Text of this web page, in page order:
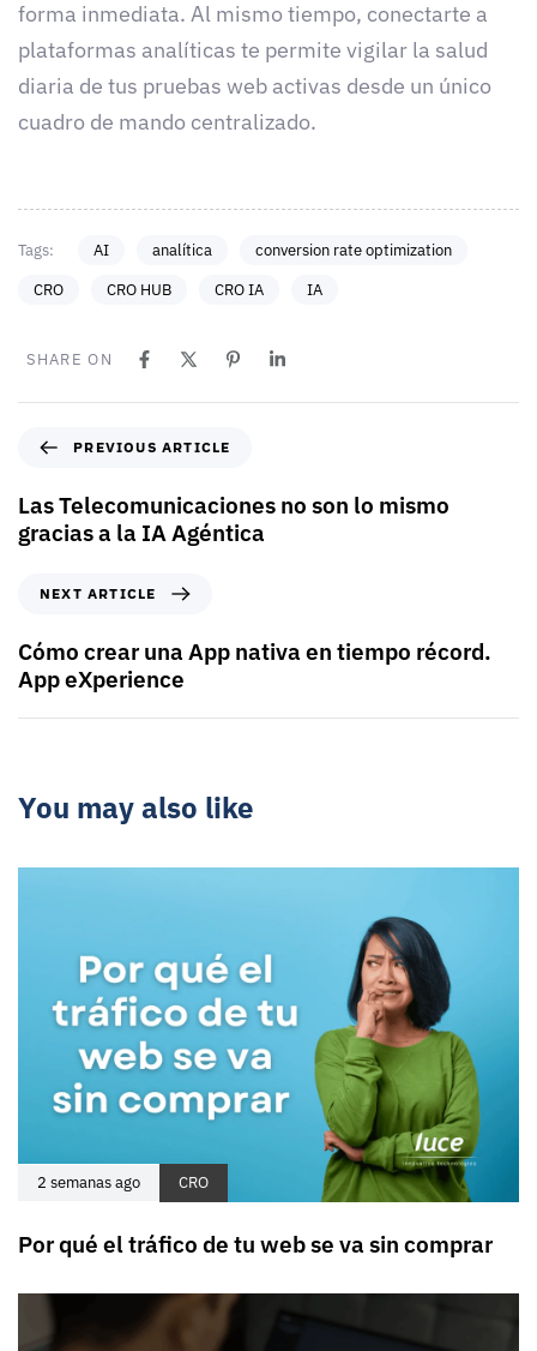
forma inmediata. Al mismo tiempo, conectarte a
plataformas analíticas te permite vigilar la salud
diaria de tus pruebas web activas desde un único
cuadro de mando centralizado.
Tags: AI analítica
conversion rate optimization
CRO
CRO HUB CRO IA IA
SHARE ON
PREVIOUS ARTICLE
Las Telecomunicaciones no son lo mismo
gracias a la IA Agéntica
NEXT ARTICLE
Cómo crear una App nativa en tiempo récord.
App eXperience
You may also like
2 semanas ago CRO
Por qué el tráfico de tu web se va sin comprar